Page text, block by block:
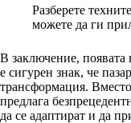
Разберете
можете да ги
В заключение, появата
е сигурен знак, че
трансформация.
предлага
да се адаптират и да